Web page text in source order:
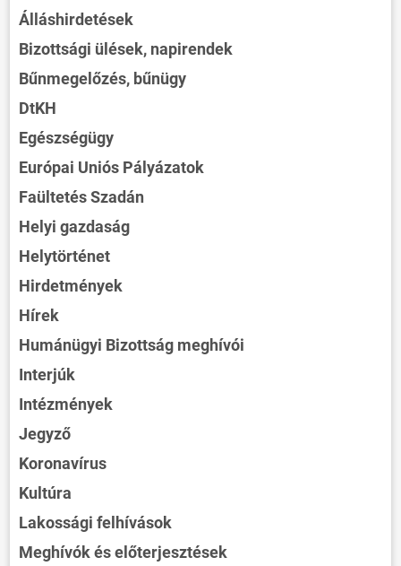
Álláshirdetések
Bizottsági ülések, napirendek
Bűnmegelőzés, bűnügy
DtKH
Egészségügy
Európai Uniós Pályázatok
Faültetés Szadán
Helyi gazdaság
Helytörténet
Hirdetmények
Hírek
Humánügyi Bizottság meghívói
Interjúk
Intézmények
Jegyző
Koronavírus
Kultúra
Lakossági felhívások
Meghívók és előterjesztések